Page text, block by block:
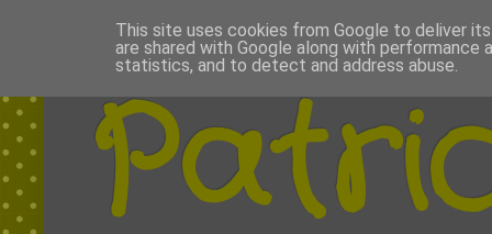
This site uses cookies from Google to deliver
are shared with Google along with
statistics, and to detect and address abuse.